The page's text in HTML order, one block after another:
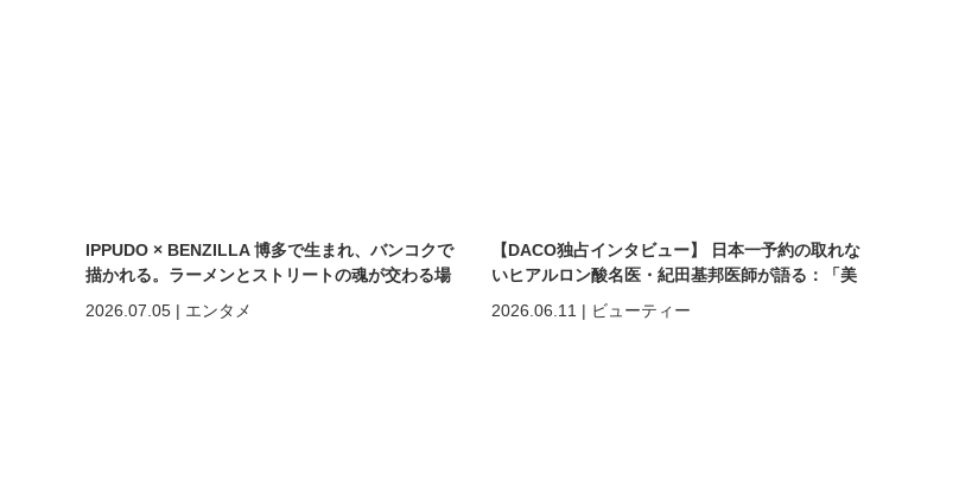
IPPUDO × BENZILLA 博多で生まれ、バンコクで
描かれる。ラーメンとストリートの魂が交わる場
2026.07.05 | エンタメ
【DACO独占インタビュー】 日本一予約の取れな
いヒアルロン酸名医・紀田基邦医師が語る：「美
しくなる」だけではない。 “自分を好きになる”た
めの美容医療
2026.06.11 | ビューティー